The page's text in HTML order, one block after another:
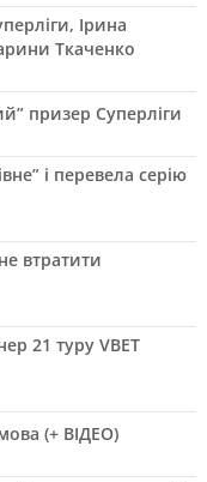
Ірина
Ткаченко
призер Суперліги
і перевела серію
втратити
21 туру VBET
(+ ВІДЕО)